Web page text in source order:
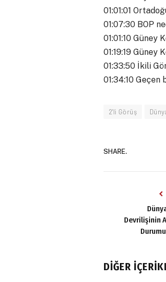
01:01:01
01:07:30 BOP
01:01:10 Güney
01:19:19 Güney
01:33:50 İkili
01:34:10 Geçen
2'li Görüş
SHARE.
Devrilişinin
DIĞER